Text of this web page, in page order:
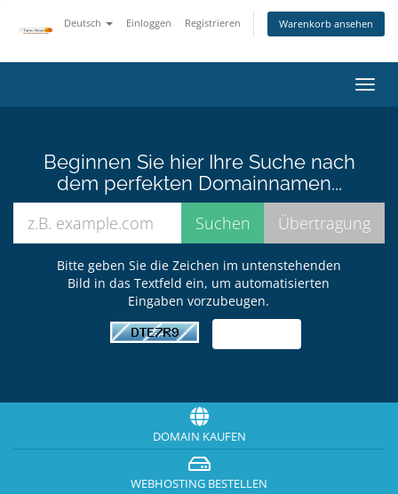
Deutsch Einloggen Registrieren Warenkorb ansehen
ein-/
Beginnen Sie hier Ihre Suche nach
dem perfekten Domainnamen...
Bitte geben Sie die Zeichen im untenstehenden
Bild in das Textfeld ein, um automatisierten
Eingaben vorzubeugen.
DOMAIN KAUFEN
WEBHOSTING BESTELLEN